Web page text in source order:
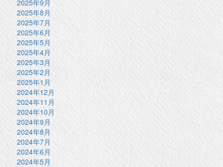
2025年9月
2025年8月
2025年7月
2025年6月
2025年5月
2025年4月
2025年3月
2025年2月
2025年1月
2024年12月
2024年11月
2024年10月
2024年9月
2024年8月
2024年7月
2024年6月
2024年5月